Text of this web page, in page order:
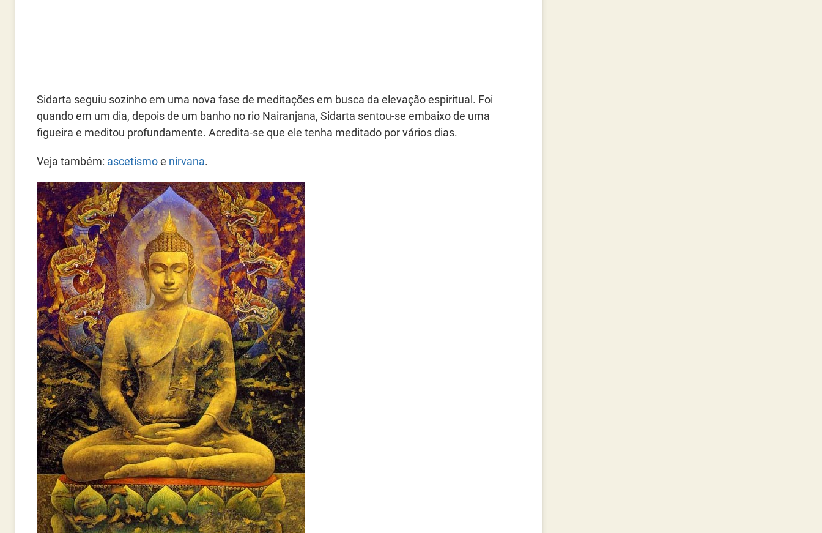
Sidarta seguiu sozinho em uma nova fase de meditações em busca da elevação espiritual. Foi
quando em um dia, depois de um banho no rio Nairanjana, Sidarta sentou-se embaixo de uma
figueira e meditou profundamente. Acredita-se que ele tenha meditado por vários dias.
Veja também: ascetismoe nirvana.